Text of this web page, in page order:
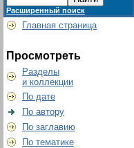
Расширенный поиск
Главная страница
Просмотреть
Разделы
и коллекции
По дате
По автору
По заглавию
По тематике